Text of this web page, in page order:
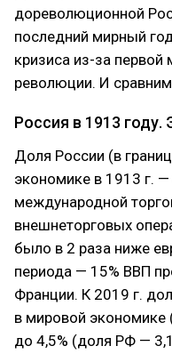
дореволюционной
последний мирный
кризиса из-за
революции. И
Россия в 1913
Доля России (в
экономике в 1913 г. —
международной
внешнеторговых
было в 2 раза ниже
периода — 15% ВВП
Франции. К 2019 г.
в мировой экономике
до 4,5% (доля РФ —